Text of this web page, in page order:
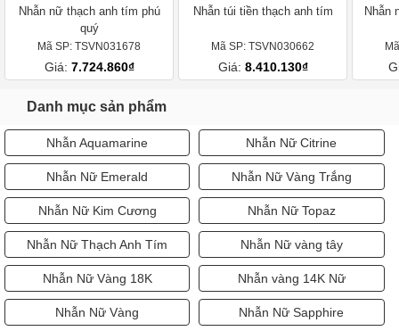
Nhẫn nữ thạch anh tím phú
quý
Mã SP: TSVN031678
Giá: 7.724.860₫
Nhẫn túi tiền thạch anh tím
Mã SP: TSVN030662
Giá: 8.410.130₫
Nhẫn
Danh mục sản phẩm
Nhẫn Aquamarine Nhẫn Nữ Citrine
Nhẫn Nữ Emerald Nhẫn Nữ Vàng Trắng
Nhẫn Nữ Kim Cương Nhẫn Nữ Topaz
Nhẫn Nữ Thạch Anh Tím Nhẫn Nữ vàng tây
Nhẫn Nữ Vàng 18K Nhẫn vàng 14K Nữ
Nhẫn Nữ Vàng Nhẫn Nữ Sapphire